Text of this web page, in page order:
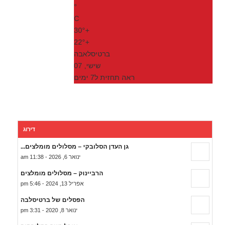
°
C
+
30°
+
22°
ברטיסלאבה
שישי, 07
ראה תחזית ל7 ימים
דירוג
גן העדן הסלובקי – מסלולים מומלצים...
ינואר 6, 2026 - 11:38 am
הרביינוק – מסלולים מומלצים
אפריל 13, 2024 - 5:46 pm
הפסלים של ברטיסלבה
ינואר 8, 2020 - 3:31 pm